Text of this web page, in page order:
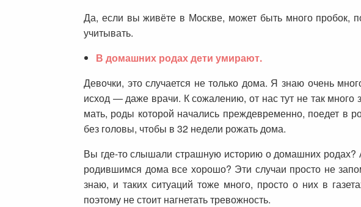
Да, если вы живёте в Москве, может быть много пробок,
учитывать.
В домашних родах дети умирают.
Девочки, это случается не только дома. Я знаю очень
исход — даже врачи. К сожалению, от нас тут не так
мать, роды которой начались преждевременно, поедет в
без головы, чтобы в 32 недели рожать дома.
Вы где-то слышали страшную историю о домашних родах?
родившимся дома все хорошо? Эти случаи просто не
знаю, и таких ситуаций тоже много, просто о них в
поэтому не стоит нагнетать тревожность.